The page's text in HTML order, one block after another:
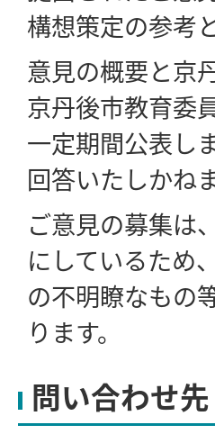
構想策定の参考
意見の概要と京
京丹後市教育委
一定期間公表し
回答いたしかね
ご意見の募集は
にしているため
の不明瞭なもの
ります。
問い合わせ先